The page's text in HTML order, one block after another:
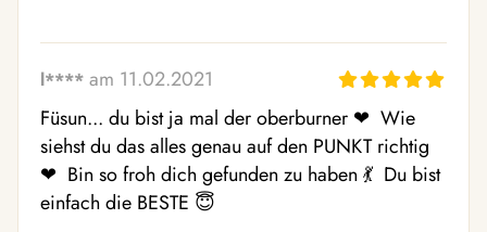
l**** am 11.02.2021
Füsun... du bist ja mal der oberburner ❤ ️ Wie
siehst du das alles genau auf den PUNKT richtig
❤ ️ Bin so froh dich gefunden zu haben 💃  Du bist
einfach die BESTE 😇